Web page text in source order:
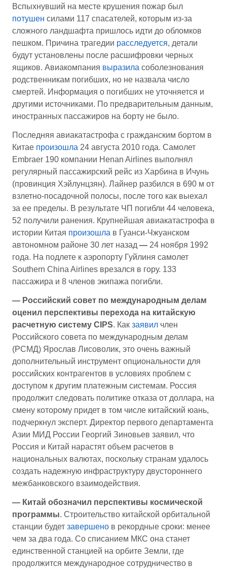
Вспыхнувший на месте крушения пожар был
потушен силами 117 спасателей, которым из-за
сложного ландшафта пришлось идти до обломков
пешком. Причина трагедии расследуется, детали
будут установлены после расшифровки черных
ящиков. Авиакомпания выразила соболезнования
родственникам погибших, но не назвала число
смертей. Информация о погибших не уточняется и
другими источниками. По предварительным данным,
иностранных пассажиров на борту не было.
Последняя авиакатастрофа с гражданским бортом в
Китае произошла 24 августа 2010 года. Самолет
Embraer 190 компании Henan Airlines выполнял
регулярный пассажирский рейс из Харбина в Ичунь
(провинция Хэйлунцзян). Лайнер разбился в 690 м от
взлетно-посадочной полосы, после того как выехал
за ее пределы. В результате ЧП погибли 44 человека,
52 получили ранения. Крупнейшая авиакатастрофа в
истории Китая произошла в Гуанси-Чжуанском
автономном районе 30 лет назад — 24 ноября 1992
года. На подлете к аэропорту Гуйлиня самолет
Southern China Airlines врезался в гору. 133
пассажира и 8 членов экипажа погибли.
— Российский совет по международным делам
оценил перспективы перехода на китайскую
расчетную систему CIPS. Как заявил член
Российского совета по международным делам
(РСМД) Ярослав Лисоволик, это очень важный
дополнительный инструмент опциональности для
российских контрагентов в условиях проблем с
доступом к другим платежным системам. Россия
продолжит следовать политике отказа от доллара, на
смену которому придет в том числе китайский юань,
подчеркнул эксперт. Директор первого департамента
Азии МИД России Георгий Зиновьев заявил, что
Россия и Китай нарастят объем расчетов в
национальных валютах, поскольку странам удалось
создать надежную инфраструктуру двустороннего
межбанковского взаимодействия.
— Китай обозначил перспективы космической
программы. Строительство китайской орбитальной
станции будет завершено в рекордные сроки: менее
чем за два года. Со списанием МКС она станет
единственной станцией на орбите Земли, где
продолжится международное сотрудничество в